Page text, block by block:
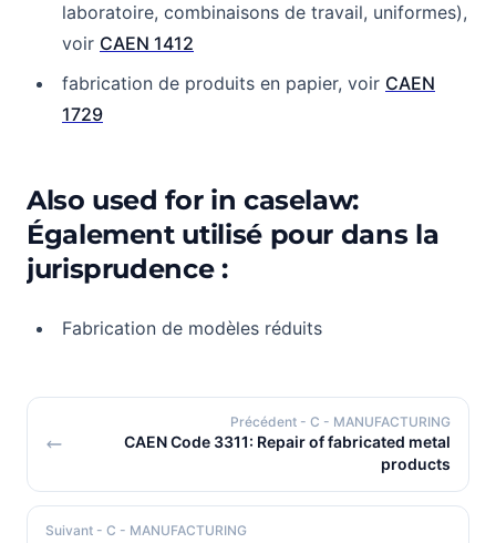
laboratoire, combinaisons de travail, uniformes),
voir CAEN 1412
fabrication de produits en papier, voir CAEN
1729
Also used for in caselaw:
Également utilisé pour dans la
jurisprudence :
Fabrication de modèles réduits
Précédent - C - MANUFACTURING
CAEN Code 3311: Repair of fabricated metal
products
Suivant - C - MANUFACTURING